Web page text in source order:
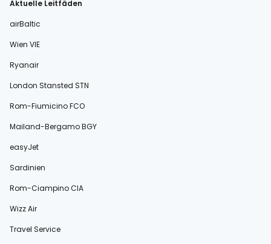
Aktuelle Leitfäden
airBaltic
Wien VIE
Ryanair
London Stansted STN
Rom-Fiumicino FCO
Mailand-Bergamo BGY
easyJet
Sardinien
Rom-Ciampino CIA
Wizz Air
Travel Service